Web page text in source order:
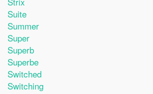
Suite
Summer
Super
Superb
Superbe
Switched
Switching